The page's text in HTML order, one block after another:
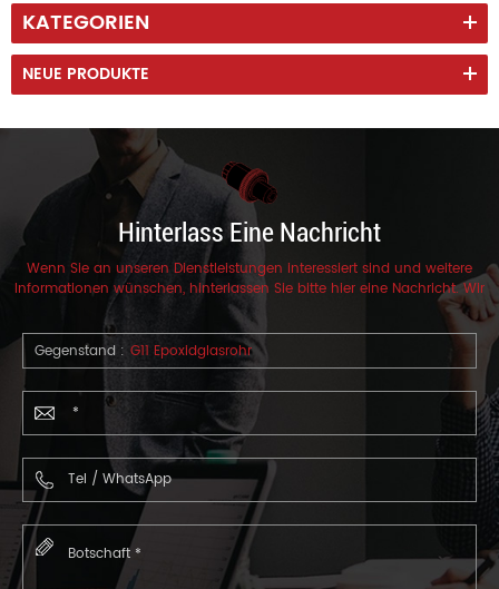
KATEGORIEN
NEUE PRODUKTE
Hinterlass Eine Nachricht
Wenn Sie an unseren Dienstleistungen interessiert sind und weitere
Informationen wünschen, hinterlassen Sie bitte hier eine Nachricht. Wir
werden Ihnen so schnell wie möglich antworten.
Gegenstand : G11 Epoxidglasrohr